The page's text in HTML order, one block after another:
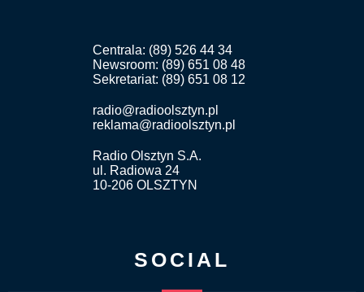
Centrala: (89) 526 44 34
Newsroom: (89) 651 08 48
Sekretariat: (89) 651 08 12
radio@radioolsztyn.pl
reklama@radioolsztyn.pl
Radio Olsztyn S.A.
ul. Radiowa 24
10-206 OLSZTYN
SOCIAL